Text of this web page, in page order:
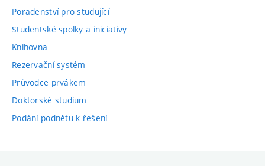
Poradenství pro studující
Studentské spolky a iniciativy
Knihovna
Rezervační systém
Průvodce prvákem
Doktorské studium
Podání podnětu k řešení